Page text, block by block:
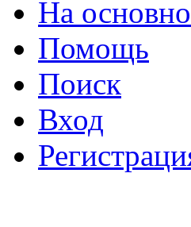
На
Помощь
Поиск
Вход